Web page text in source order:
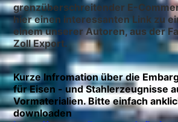
grenzüberschreitender E-
hier einen interessanten Link zu
einem unserer Autoren, aus der
Zoll Export.
Kurze Infromation über die
für Eisen - und Stahlerzeugnisse
Vormaterialien. Bitte einfach
downloaden